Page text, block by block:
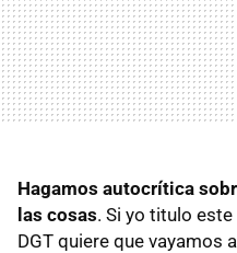
Hagamos autocrítica
las cosas. Si yo titulo
DGT quiere que vayamos